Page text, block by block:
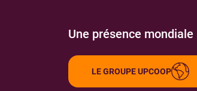
Une présence mondiale
LE GROUPE UPCOOP